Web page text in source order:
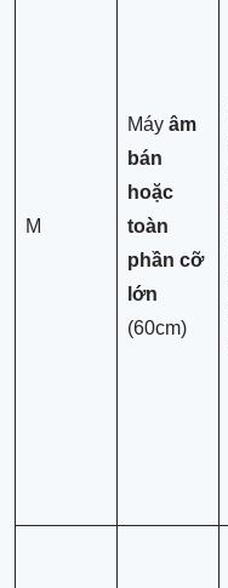
M
Máy âm
bán
hoặc
toàn
phần cỡ
lớn
(60cm)